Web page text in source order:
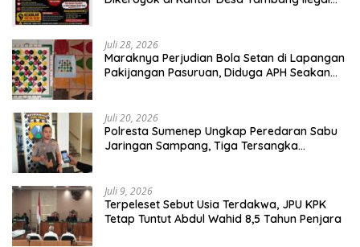
Juli 28, 2026
Maraknya Perjudian Bola Setan di Lapangan
Pakijangan Pasuruan, Diduga APH Seakan
Juli 20, 2026
Polresta Sumenep Ungkap Peredaran Sabu
Jaringan Sampang, Tiga Tersangka
Juli 9, 2026
Terpeleset Sebut Usia Terdakwa, JPU KPK
Tetap Tuntut Abdul Wahid 8,5 Tahun Penjara